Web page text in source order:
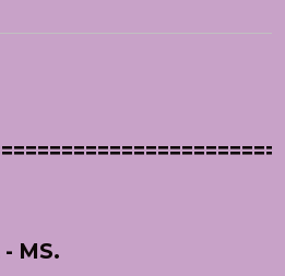
MS.